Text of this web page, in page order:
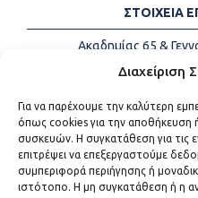
Διαχείριση
Για να παρέχουμε την καλύτερη
όπως cookies για την αποθήκευση
συσκευών. Η συγκατάθεση για τις
επιτρέψει να επεξεργαστούμε
συμπεριφορά περιήγησης ή
ιστότοπο. Η μη συγκατάθεση ή η
ΣΤΟΙΧΕΙΑ
Ακαδημίας 65 &
Τηλέφωνα:
Email: